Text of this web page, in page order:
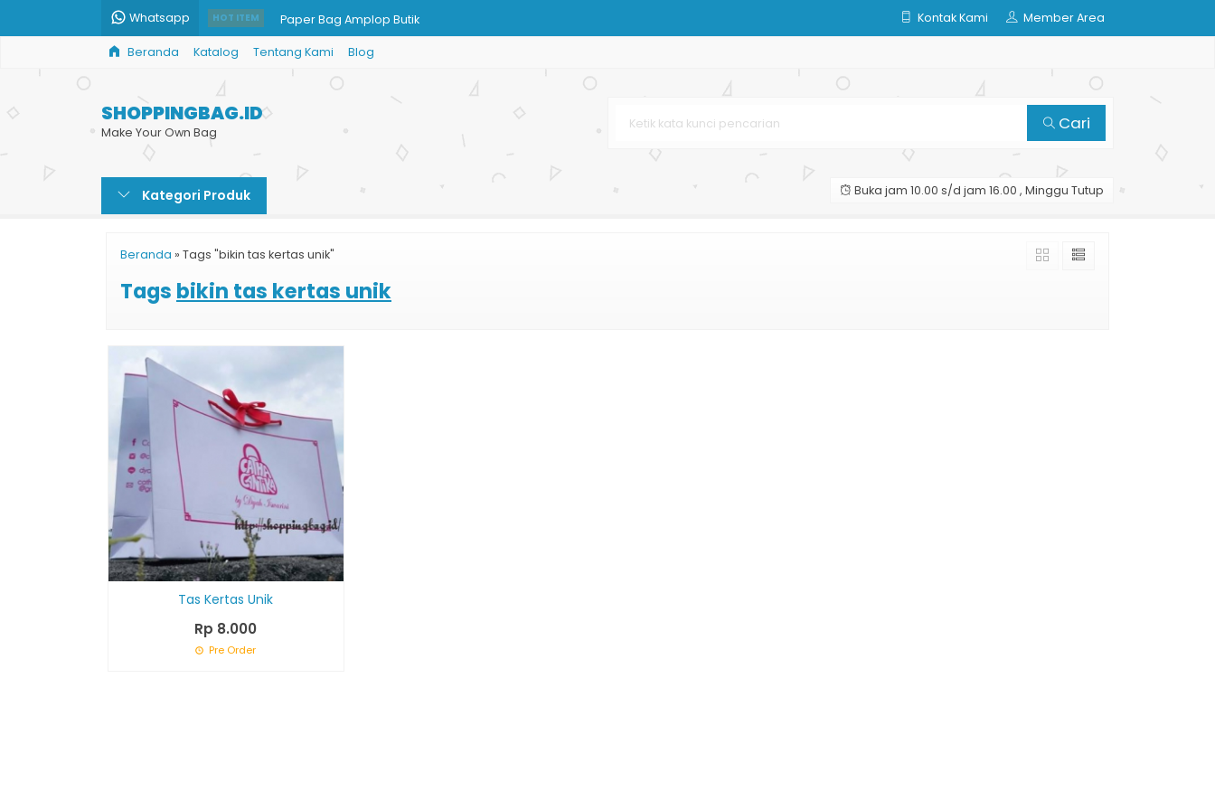
Whatsapp HOT ITEM Paper Bag Amplop Butik
Jual Kantong Kertas Besar
Paper Bag Kraft
Paper Bag Brownies
Harga Tas Kertas Karton
Kontak Kami Member Area
Beranda Katalog Tentang Kami Blog
SHOPPINGBAG.ID
Make Your Own Bag Cari
Kategori Produk Buka jam 10.00 s/d jam 16.00 , Minggu Tutup
Beranda » Tags "bikin tas kertas unik"
Tags bikin tas kertas unik
Tas Kertas Unik
Rp 8.000
Pre Order